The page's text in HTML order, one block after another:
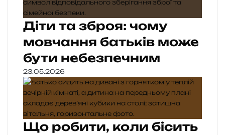
Діти та зброя: чому
мовчання батьків може
бути небезпечним
23.05.2026
Що робити, коли бісить